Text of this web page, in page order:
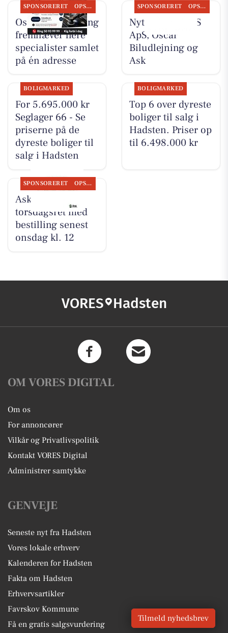
SPONSORERET OPSLAGSTAVLEN
Oscar Biludlejning
fremhæver flere
specialister samlet
på én adresse
SPONSORERET OPSLAGSTAVLEN
Nyt fra TT CARS
ApS, Oscar
Biludlejning og
Ask
BOLIGMARKED
For 5.695.000 kr
Seglager 66 - Se
priserne på de
dyreste boliger til
salg i Hadsten
BOLIGMARKED
Top 6 over dyreste
boliger til salg i
Hadsten. Priser op
til 6.498.000 kr
SPONSORERET OPSLAGSTAVLEN
Ask tilbyder
torsdagsret med
bestilling senest
onsdag kl. 12
VORES Hadsten
OM VORES DIGITAL
Om os
For annoncører
Vilkår og Privatlivspolitik
Kontakt VORES Digital
Administrer samtykke
GENVEJE
Seneste nyt fra Hadsten
Vores lokale erhverv
Kalenderen for Hadsten
Fakta om Hadsten
Erhvervsartikler
Favrskov Kommune
Få en gratis salgsvurdering
Tilmeld nyhedsbrev